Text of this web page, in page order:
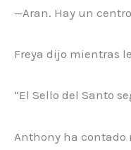
—Aran. Hay un
Freya dijo mientras
“El Sello del Santo
Anthony ha contado